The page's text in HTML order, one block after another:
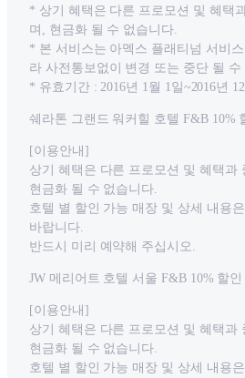
* 상기 혜택은 다른 프로모션 및 혜택
며, 현금화 될 수 없습니다.
* 본 서비스는 아멕스 플래티넘 서비
라 사전통보없이 변경 또는 중단 될 수
* 유효기간 : 2016년 1월 1일~2016년
쉐라톤 그랜드 워커힐 호텔 F&B 10%
[이용안내]
상기 혜택은 다른 프로모션 및 혜택과
현금화 될 수 없습니다.
호텔 별 할인 가능 매장 및 상세 내용
바랍니다.
반드시 미리 예약해 주십시오.
JW 메리어트 호텔 서울 F&B 10% 할인
[이용안내]
상기 혜택은 다른 프로모션 및 혜택과
현금화 될 수 없습니다.
호텔 별 할인 가능 매장 및 상세 내용